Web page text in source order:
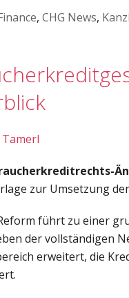
, CHG News,
zur Umsetzung
führt zu einer
der vollständigen
erweitert, die